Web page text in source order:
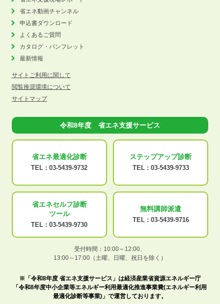
省エネ動画チャンネル
申込書ダウンロード
よくあるご質問
カタログ・パンフレット
最新情報
サイトご利用に関して
閲覧推奨環境について
サイトマップ
令和8年度 省エネ支援サービス
省エネ最適化診断
TEL : 03-5439-9732
ステップアップ診断
TEL : 03-5439-9733
省エネセルフ診断
ツール
TEL : 03-5439-9730
無料講師派遣
TEL : 03-5439-9716
受付時間：10:00～12:00、
13:00～17:00（土曜、日曜、祝日を除く）
※「令和8年度 省エネ支援サービス」は経済産業省資源エネルギー庁
「令和8年度中小企業等エネルギー利用最適化推進事業費(エネルギー利用
最適化診断等事業)」で運営しております。